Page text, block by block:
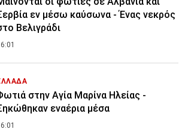
εν μέσω καύσωνα - Ένας νεκρός
Βελιγράδι
στην Aγία Μαρίνα Ηλείας -
εναέρια μέσα